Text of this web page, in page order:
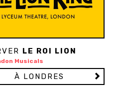
LE ROI LION
Musicals
À LONDRES